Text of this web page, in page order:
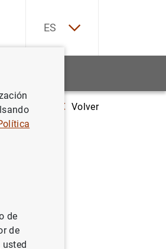
ES
zona del euro: mayo de 2006
Volver
de
de